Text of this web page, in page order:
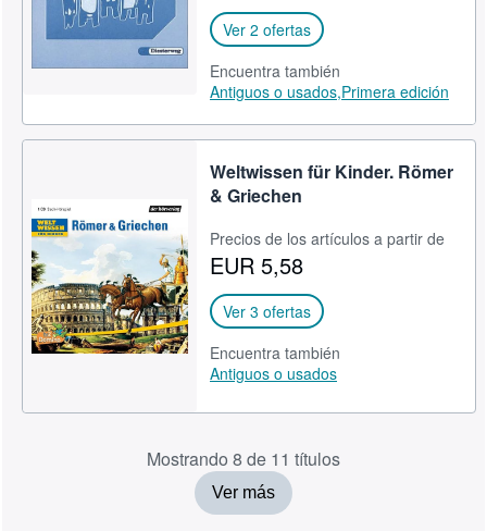
Ver 2 ofertas
Encuentra también
Antiguos o usados,Primera edición
Weltwissen für Kinder. Römer
& Griechen
Precios de los artículos a partir de
EUR 5,58
Ver 3 ofertas
Encuentra también
Antiguos o usados
Mostrando 8 de 11 títulos
Ver más